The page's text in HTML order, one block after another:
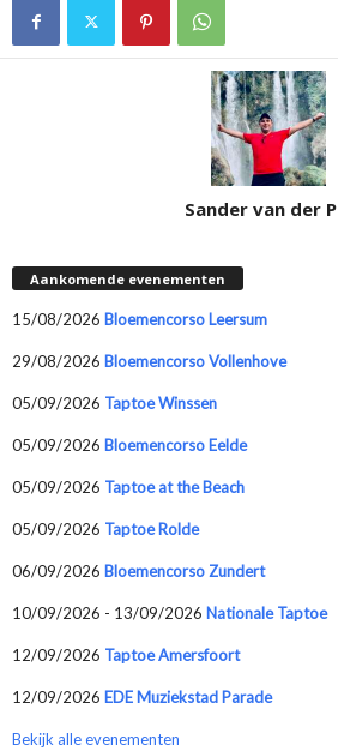
Sander van der
Aankomende evenementen
15/08/2026 Bloemencorso Leersum
29/08/2026 Bloemencorso Vollenhove
05/09/2026 Taptoe Winssen
05/09/2026 Bloemencorso Eelde
05/09/2026 Taptoe at the Beach
05/09/2026 Taptoe Rolde
06/09/2026 Bloemencorso Zundert
10/09/2026 - 13/09/2026 Nationale Taptoe
12/09/2026 Taptoe Amersfoort
12/09/2026 EDE Muziekstad Parade
Bekijk alle evenementen